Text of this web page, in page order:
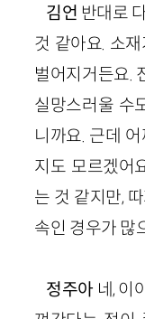
김언 반대로
것 같아요. 소
벌어지거든요.
실망스러울 수
니까요. 근데
지도 모르겠어
는 것 같지만,
속인 경우가 많
정주아 네, 이